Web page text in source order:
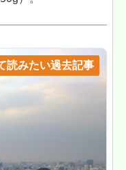
読みたい過去記事